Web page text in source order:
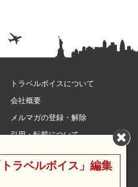
トラベルボイスについて
会社概要
メルマガの登録・解除
引用・転載について
利用規約
ラベルボイス」編集